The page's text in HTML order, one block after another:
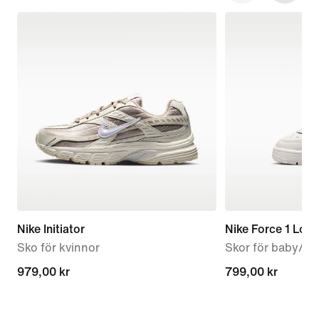
Nike Initiator
Sko för kvinnor
979,00 kr
979,00 kr
Nike Force 1 Low
Skor för baby/
799,00 kr
799,00 kr